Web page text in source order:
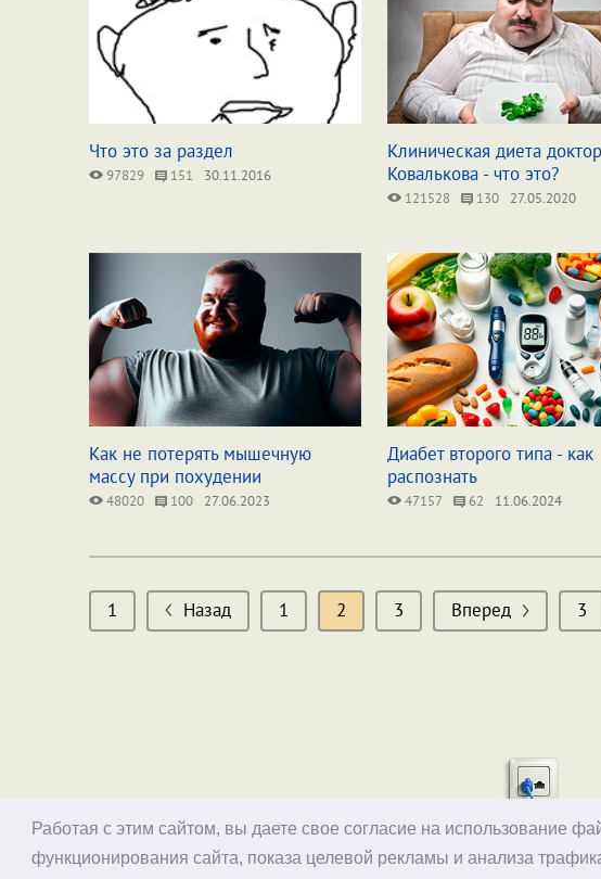
Работая с этим сайтом, вы даете свое согласие на использование
функционирования сайта, показа целевой рекламы и анализа
Что это за раздел
97829 151 30.11.2016
Клиническая диета
Ковалькова - что это?
121528 130 27.05.2020
Как не потерять мышечную
массу при похудении
48020 100 27.06.2023
Диабет второго типа - как
распознать
47157 62 11.06.2024
1 Назад 1 2 3 Вперед 3
© 1998–2026 Alex Exler